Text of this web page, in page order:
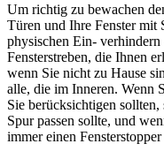
Um richtig zu bewachen
Türen und Ihre Fenster mit
physischen Ein-
Fensterstreben, die Ihnen
wenn Sie nicht zu Hause
alle, die im Inneren. Wenn
Sie berücksichtigen
Spur passen sollte, und
immer einen